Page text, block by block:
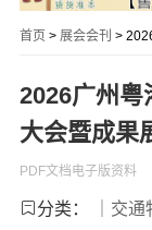
首页 > 展会会刊 > 2026
2026广州粤
大会暨成果
PDF文档电子版资料
分类： ｜交